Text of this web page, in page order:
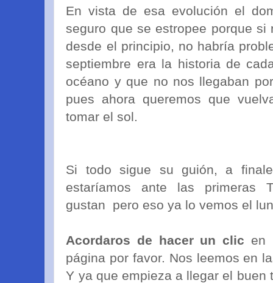
En vista de esa evolución el
seguro que se estropee porque
desde el principio, no habría
septiembre era la historia de
océano y que no nos llegaban
pues ahora queremos que
tomar el sol.
Si todo sigue su guión, a
estaríamos ante las primeras
gustan pero eso ya lo vemos el
Acordaros de hacer un clic en
página por favor. Nos leemos en
Y ya que empieza a llegar el buen